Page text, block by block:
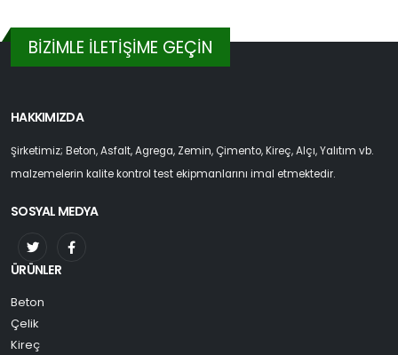
BİZİMLE İLETİŞİME GEÇİN
HAKKIMIZDA
Şirketimiz; Beton, Asfalt, Agrega, Zemin, Çimento, Kireç, Alçı, Yalıtım vb.
malzemelerin kalite kontrol test ekipmanlarını imal etmektedir.
SOSYAL MEDYA
ÜRÜNLER
Beton
Çelik
Kireç